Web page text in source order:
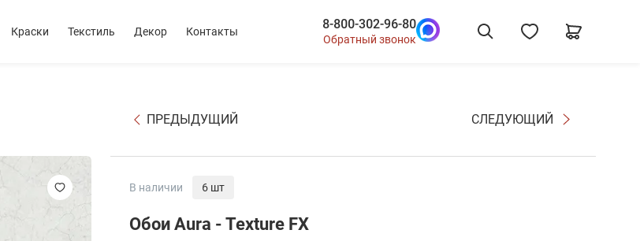
Краски Текстиль Декор Контакты 8-800-302-96-80
Обратный звонок
ПРЕДЫДУЩИЙ СЛЕДУЮЩИЙ
В наличии 6 шт
Обои Aura - Texture FX